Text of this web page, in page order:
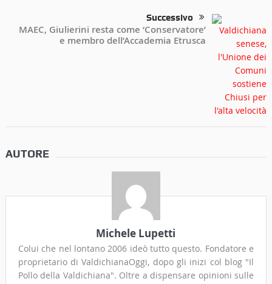
Successivo
MAEC, Giulierini resta come ‘Conservatore’
e membro dell’Accademia Etrusca
AUTORE
Michele Lupetti
Colui che nel lontano 2006 ideò tutto questo. Fondatore e
proprietario di ValdichianaOggi, dopo gli inizi col blog "Il
Pollo della Valdichiana". Oltre a dispensare opinioni sulle